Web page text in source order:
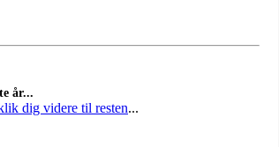
år...
dig videre til resten...